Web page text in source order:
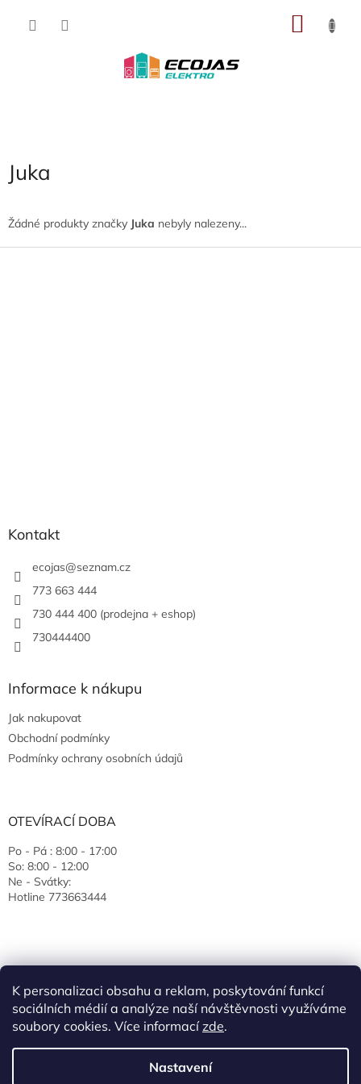
K personalizaci obsahu a reklam, poskytování funkcí
sociálních médií a analýze naší návštěvnosti využíváme
soubory cookies. Více informacízde.
Nastavení
Juka
Žádné produkty značky Juka nebyly nalezeny...
Kontakt
ecojas@seznam.cz
773 663 444
730 444 400 (prodejna + eshop)
730444400
Informace k nákupu
Jak nakupovat
Obchodní podmínky
Podmínky ochrany osobních údajů
OTEVÍRACÍ DOBA
Po - Pá : 8:00 - 17:00
So: 8:00 - 12:00
Ne - Svátky:
Hotline 773663444